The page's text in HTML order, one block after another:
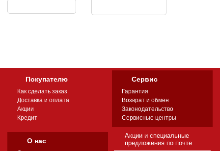
Покупателю
Как сделать заказ
Доставка и оплата
Акции
Кредит
Сервис
Гарантия
Возврат и обмен
Законодательство
Сервисные центры
О нас
Акции и специальные
предложения по почте